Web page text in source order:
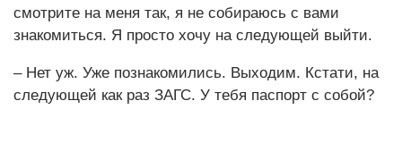
смотрите на меня так, я не собираюсь с вами
знакомиться. Я просто хочу на следующей выйти.
– Нет уж. Уже познакомились. Выходим. Кстати, на
следующей как раз ЗАГС. У тебя паспорт с собой?